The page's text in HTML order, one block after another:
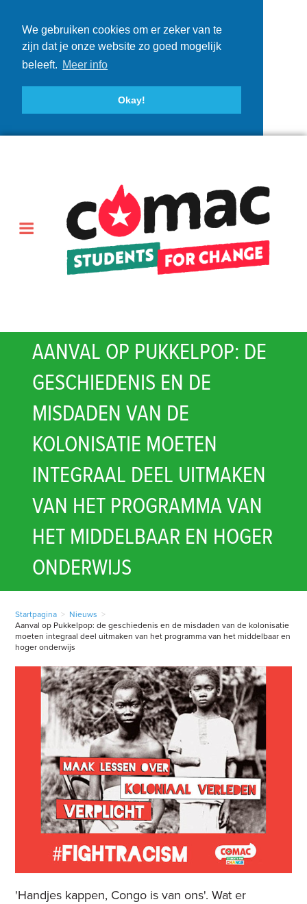
We gebruiken cookies om er zeker van te
zijn dat je onze website zo goed mogelijk
beleeft. Meer info
Okay!
AANVAL OP PUKKELPOP: DE
GESCHIEDENIS EN DE
MISDADEN VAN DE
KOLONISATIE MOETEN
INTEGRAAL DEEL UITMAKEN
VAN HET PROGRAMMA VAN
HET MIDDELBAAR EN HOGER
ONDERWIJS
Startpagina > Nieuws >
Aanval op Pukkelpop: de geschiedenis en de misdaden van de kolonisatie
moeten integraal deel uitmaken van het programma van het middelbaar en
hoger onderwijs
'Handjes kappen, Congo is van ons'. Wat er